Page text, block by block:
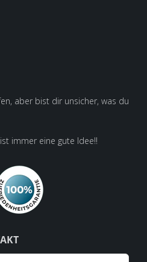
aber bist dir unsicher, was du
ist immer eine gute Idee!!